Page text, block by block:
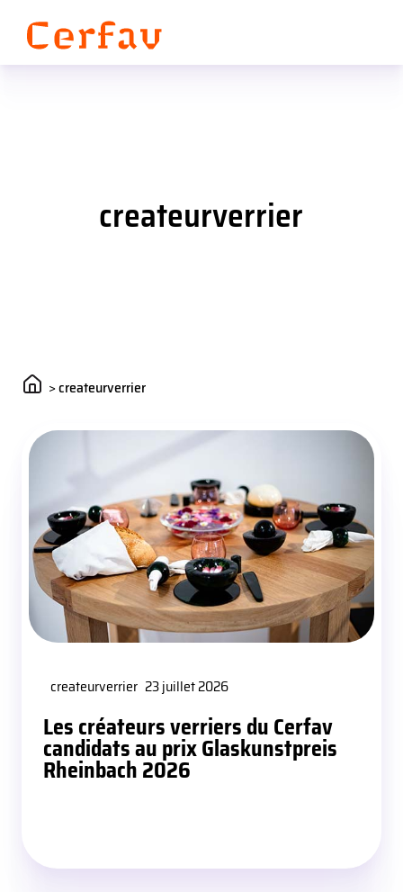
createurverrier
>createurverrier
createurverrier 23 juillet 2026
Les créateurs verriers du Cerfav
candidats au prix Glaskunstpreis
Rheinbach 2026